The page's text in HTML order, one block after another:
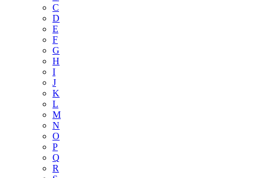
C
D
E
F
G
H
I
J
K
L
M
N
O
P
Q
R